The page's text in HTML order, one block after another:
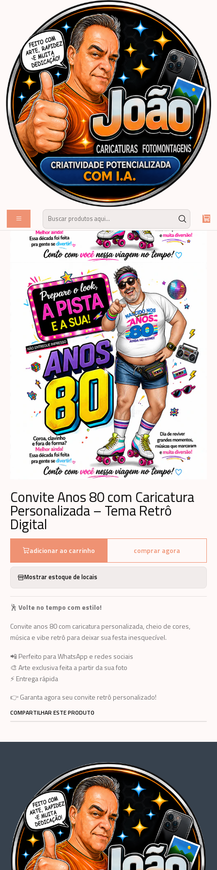
Caricaturas Personalizadas | João Caricaturas Mulher
Convite Anos 80 com Caricatura Personalizada – Tema Retrô Digital
Convite Anos 80 com Caricatura
Personalizada – Tema Retrô
Digital
adicionar ao carrinho comprar agora
Mostrar estoque de locais
🕺 Volte no tempo com estilo!
Convite anos 80 com caricatura personalizada, cheio de cores,
música e vibe retrô para deixar sua festa inesquecível.
📲 Perfeito para WhatsApp e redes sociais
🎨 Arte exclusiva feita a partir da sua foto
⚡ Entrega rápida
👉 Garanta agora seu convite retrô personalizado!
COMPARTILHAR ESTE PRODUTO